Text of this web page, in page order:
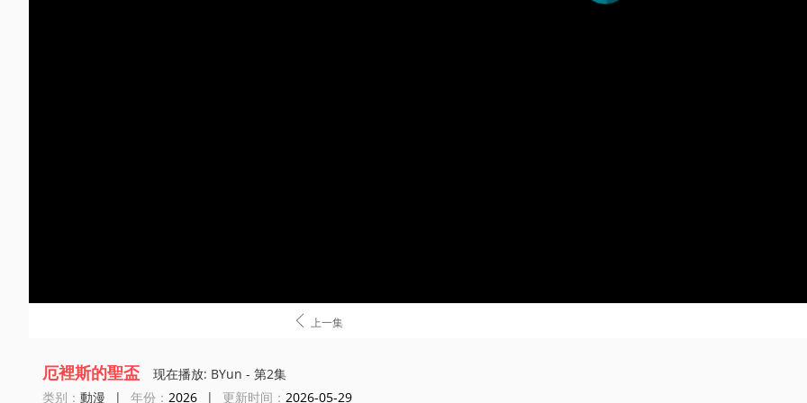
 上一集
厄裡斯的聖盃
现在播放: BYun - 第2集
类别： 動漫 | 年份： 2026 | 更新时间： 2026-05-29